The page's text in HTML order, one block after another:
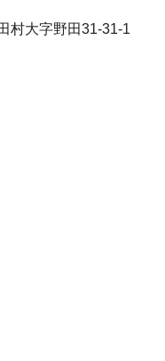
村大字野田31-31-1